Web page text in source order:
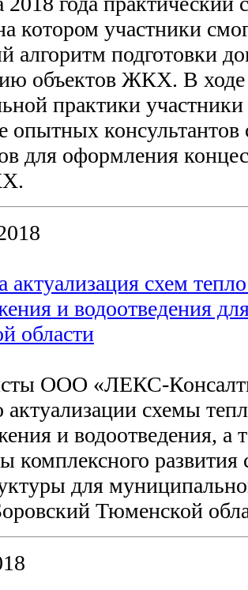
котором участники
алгоритм подготовки
объектов ЖКХ. В
практики
опытных консультантов
для оформления
актуализация схем
и водоотведения
области
ООО «ЛЕКС-
актуализации схемы
и водоотведения, а
комплексного
для
Тюменской